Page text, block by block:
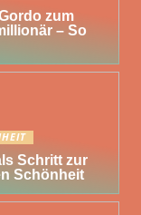
zum
– So
Schritt zur
Schönheit